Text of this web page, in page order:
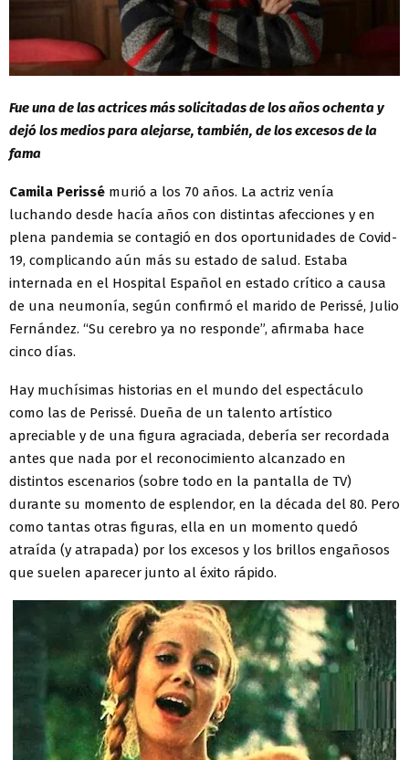
Fue una de las actrices más solicitadas de los años ochenta y
dejó los medios para alejarse, también, de los excesos de la
fama
Camila Perissé murió a los 70 años. La actriz venía
luchando desde hacía años con distintas afecciones y en
plena pandemia se contagió en dos oportunidades de Covid-
19, complicando aún más su estado de salud. Estaba
internada en el Hospital Español en estado crítico a causa
de una neumonía, según confirmó el marido de Perissé, Julio
Fernández. “Su cerebro ya no responde”, afirmaba hace
cinco días.
Hay muchísimas historias en el mundo del espectáculo
como las de Perissé. Dueña de un talento artístico
apreciable y de una figura agraciada, debería ser recordada
antes que nada por el reconocimiento alcanzado en
distintos escenarios (sobre todo en la pantalla de TV)
durante su momento de esplendor, en la década del 80. Pero
como tantas otras figuras, ella en un momento quedó
atraída (y atrapada) por los excesos y los brillos engañosos
que suelen aparecer junto al éxito rápido.